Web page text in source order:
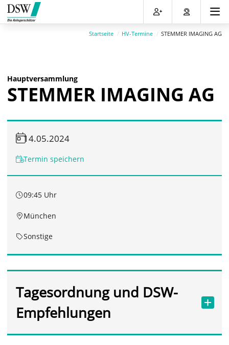
Direkt
zum
Inhalt
Direkt
zum
Hauptmenu
Direkt
zur
Suche
Direkt
zum
Footer
Startseite HV-Termine STEMMER IMAGING AG
Hauptversammlung
STEMMER IMAGING AG
14.05.2024
Termin speichern
09:45 Uhr
München
Sonstige
Tagesordnung und DSW-
Empfehlungen